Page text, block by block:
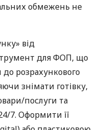
обмежень не
від
для ФОП, що
розрахункового
знімати готівку,
послуги та
7. Оформити її